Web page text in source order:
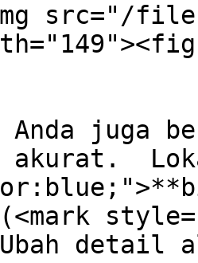
src="/files/
juga
(<mark
detail